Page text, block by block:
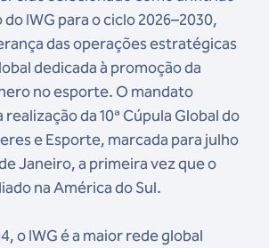
IWG para o ciclo 2026–2030,
das operações estratégicas
dedicada à promoção da
no esporte. O mandato
da 10ª Cúpula Global do
e Esporte, marcada para julho
Janeiro, a primeira vez que o
na América do Sul.
o IWG é a maior rede global